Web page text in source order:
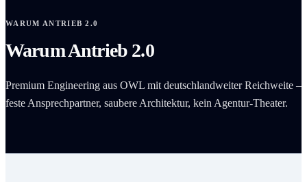
WARUM ANTRIEB 2.0
Warum Antrieb 2.0
Premium Engineering aus OWL mit deutschlandweiter Reichweite –
feste Ansprechpartner, saubere Architektur, kein Agentur-Theater.